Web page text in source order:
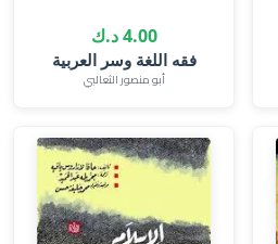
4.00 د.ك
فقه اللغة وسر العربية
أبو منصور الثعالبي